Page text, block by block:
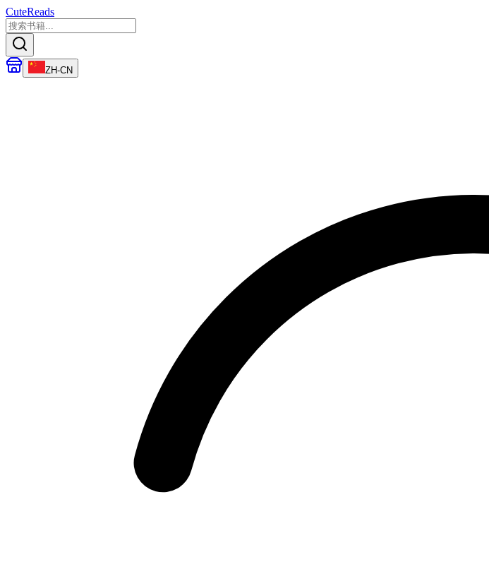
CuteReads
ZH-CN